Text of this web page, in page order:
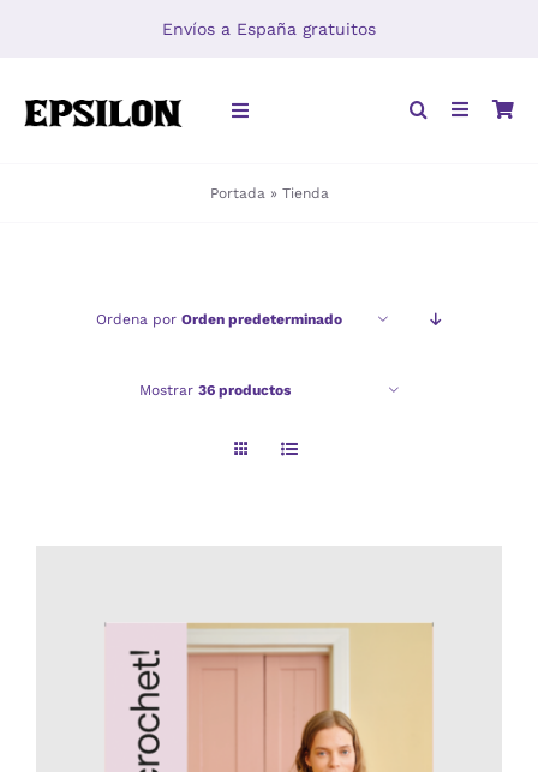
Envíos a España gratuitos
Toggle
Portada » Tienda
Ordena por Orden predeterminado
Mostrar 36 productos